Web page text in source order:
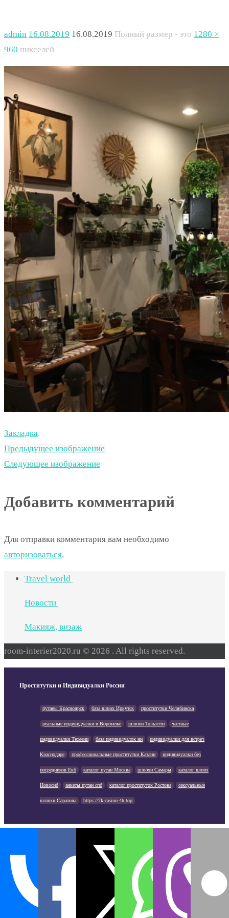
admin 16.08.2019 16.08.2019 Полный размер - это 1280 ×
960 пикселей
Закладка.
Предыдущее изображение
Следующее изображение
Добавить комментарий
Для отправки комментария вам необходимо
авторизоваться.
Travel world
Новости
Макияж, визаж
room-interier2020.ru © 2026 . All rights reserved.
Проститутки и Индивидуалки России
путаны Красноярск база шлюх Иркутск проститутки Челябинска
реальные индивидуалки в Воронеже шлюхи Тольятти частные
индивидуалки Тюмени база индивидуалок нн индивидуалки для встреч
Краснодаре профессиональные проститутки Казани индивидуалки без
посредников Екб каталог путан Москва шлюхи Самары каталог шлюх
Новосиб анкеты путан спб каталог проституток Ростова сексуальные
шлюхи Саратова https://7k-casino-4h.top